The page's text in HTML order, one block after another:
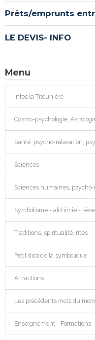
Prêts/emprunts
LE DEVIS- INFO
Menu
Infos la Titounière
Cosmo-psychologie,
Santé, psycho-relaxation,
Sciences
Sciences humaines,
Symbolisme - alchimie -
Traditions, spiritualité, rites
Petit dico de la symbolique
Attractions
Les précédents mots du
Enseignement - Formations